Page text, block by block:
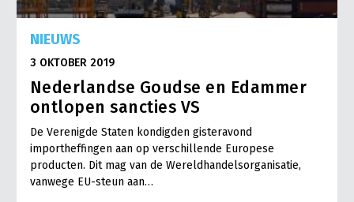
NIEUWS
3 OKTOBER 2019
Nederlandse Goudse en Edammer
ontlopen sancties VS
De Verenigde Staten kondigden gisteravond
importheffingen aan op verschillende Europese
producten. Dit mag van de Wereldhandelsorganisatie,
vanwege EU-steun aan…